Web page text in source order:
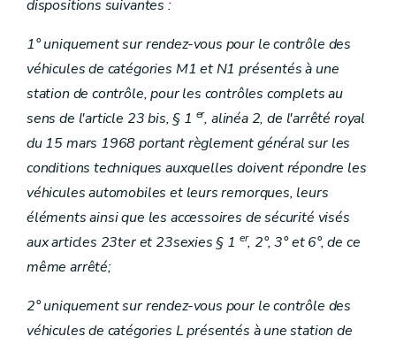
dispositions suivantes :
1° uniquement sur rendez-vous pour le contrôle des
véhicules de catégories M1 et N1 présentés à une
station de contrôle, pour les contrôles complets au
sens de l'article 23 bis, § 1 er, alinéa 2, de l'arrêté royal
du 15 mars 1968 portant règlement général sur les
conditions techniques auxquelles doivent répondre les
véhicules automobiles et leurs remorques, leurs
éléments ainsi que les accessoires de sécurité visés
aux articles 23ter et 23sexies § 1 er, 2°, 3° et 6°, de ce
même arrêté;
2° uniquement sur rendez-vous pour le contrôle des
véhicules de catégories L présentés à une station de